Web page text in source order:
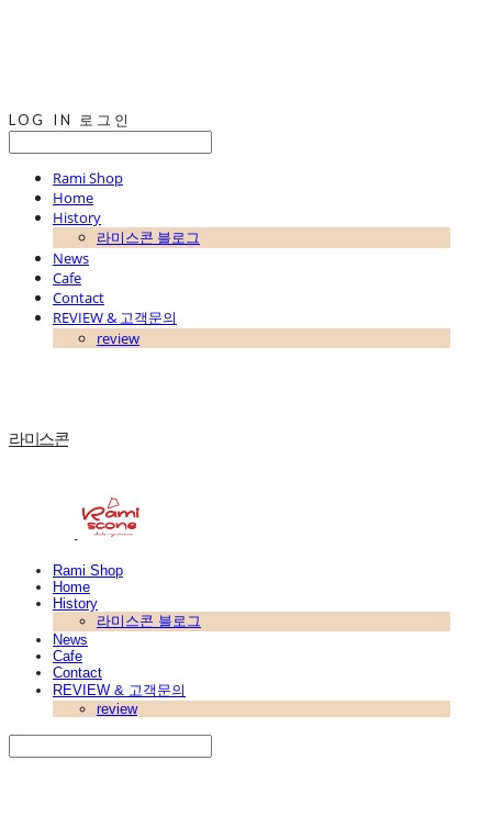
LOG IN 로그인
Rami Shop
Home
History
라미스콘 블로그
News
Cafe
Contact
REVIEW & 고객문의
review
라미스콘
Rami Shop
Home
History
라미스콘 블로그
News
Cafe
Contact
REVIEW & 고객문의
review